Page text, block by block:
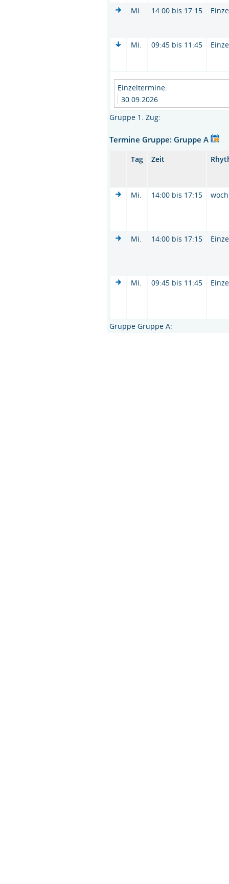
Mi. 14:00 bis 17:15
Mi. 09:45 bis 11:45
Einzeltermine:
30.09.2026
Gruppe 1. Zug:
Termine Gruppe: Gruppe A
Tag Zeit
Mi. 14:00 bis 17:15 woch
Mi. 14:00 bis 17:15
Mi. 09:45 bis 11:45
Gruppe Gruppe A: